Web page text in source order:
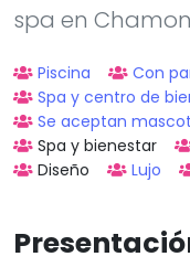
spa en
Piscina
Con
Spa y centro de
Se aceptan
Spa y bienestar
Diseño
Lujo